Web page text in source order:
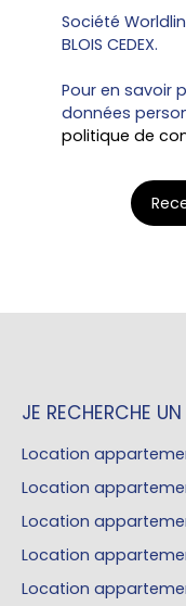
Société
BLOIS CEDEX.
Pour en savoir
données
politique de
JE RECHERCHE UN
Location
Location
Location
Location
Location